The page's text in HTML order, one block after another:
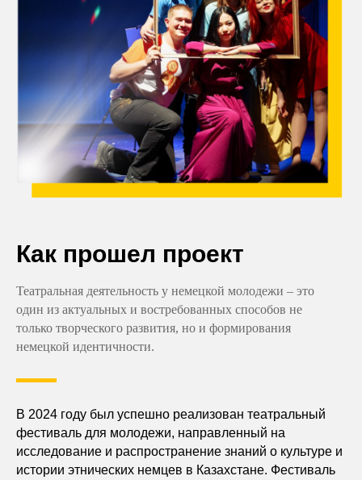
Как прошел проект
Театральная деятельность у немецкой молодежи – это
один из актуальных и востребованных способов не
только творческого развития, но и формирования
немецкой идентичности.
В 2024 году был успешно реализован театральный
фестиваль для молодежи, направленный на
исследование и распространение знаний о культуре и
истории этнических немцев в Казахстане. Фестиваль